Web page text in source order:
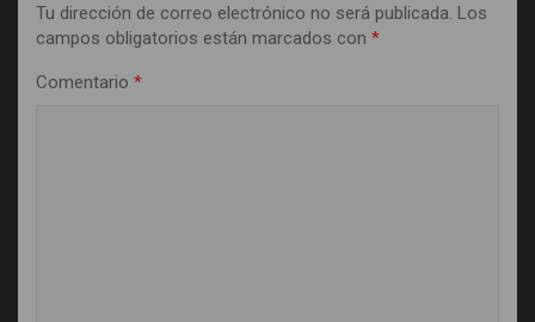
Tu dirección de correo electrónico no será publicada. Los
campos obligatorios están marcados con *
Comentario *